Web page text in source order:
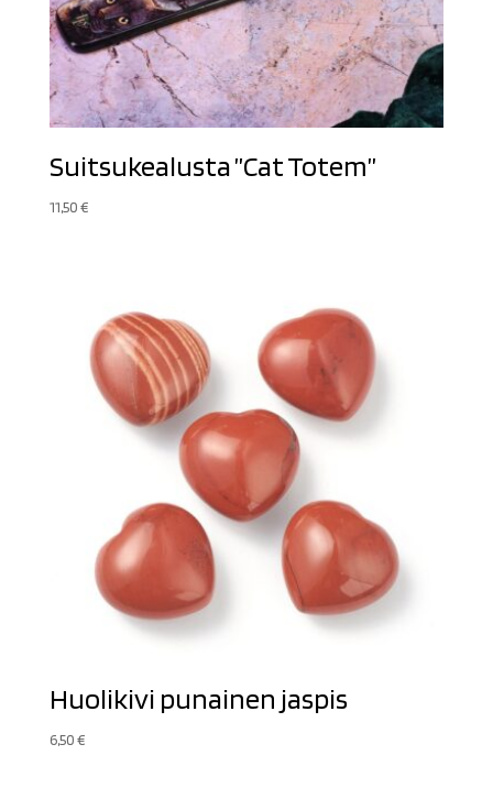
Suitsukealusta ”Cat Totem”
11,50€
Huolikivi punainen jaspis
6,50€